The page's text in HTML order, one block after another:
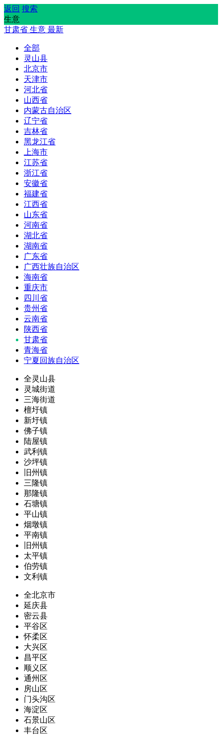
返回 搜索
生意
甘肃省 生意 最新
全部
灵山县
北京市
天津市
河北省
山西省
内蒙古自治区
辽宁省
吉林省
黑龙江省
上海市
江苏省
浙江省
安徽省
福建省
江西省
山东省
河南省
湖北省
湖南省
广东省
广西壮族自治区
海南省
重庆市
四川省
贵州省
云南省
陕西省
甘肃省
青海省
宁夏回族自治区
全灵山县
灵城街道
三海街道
檀圩镇
新圩镇
佛子镇
陆屋镇
武利镇
沙坪镇
旧州镇
三隆镇
那隆镇
石塘镇
平山镇
烟墩镇
平南镇
旧州镇
太平镇
伯劳镇
文利镇
全北京市
延庆县
密云县
平谷区
怀柔区
大兴区
昌平区
顺义区
通州区
房山区
门头沟区
海淀区
石景山区
丰台区